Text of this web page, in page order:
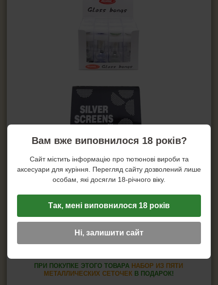
ПРИ ПОКУПКЕ ЭТОГО ТОВАРА НАБОР ИЗ ПЯТИ
МЕТАЛЛИЧЕСКИХ СЕТОЧЕКВ ПОДАРОК!
Вам вже виповнилося 18 років?
Сайт містить інформацію про тютюнові вироби та
аксесуари для куріння. Перегляд сайту дозволений лише
особам, які досягли 18-річного віку.
Так, мені виповнилося 18 років
Ні, залишити сайт